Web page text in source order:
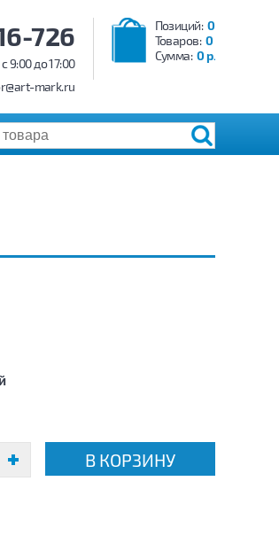
Позиций: 0
Товаров: 0
Сумма: 0 р.
726
9:00 до 17:00
mark.ru
В КОРЗИНУ